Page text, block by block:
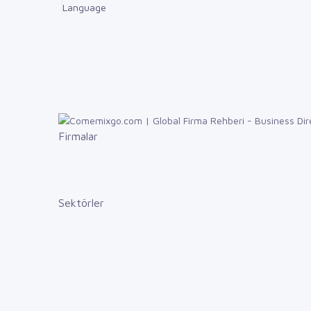
Language
Firmalar
Sektörler